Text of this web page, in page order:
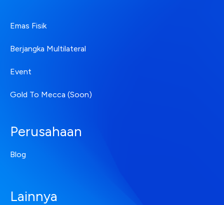
Emas Fisik
Berjangka Multilateral
Event
Gold To Mecca (Soon)
Perusahaan
Blog
Lainnya